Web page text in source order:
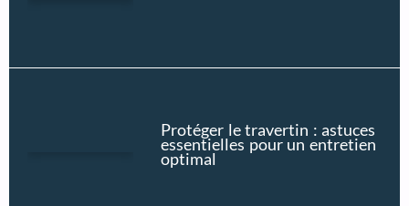
Protéger le travertin : astuces
essentielles pour un entretien
optimal